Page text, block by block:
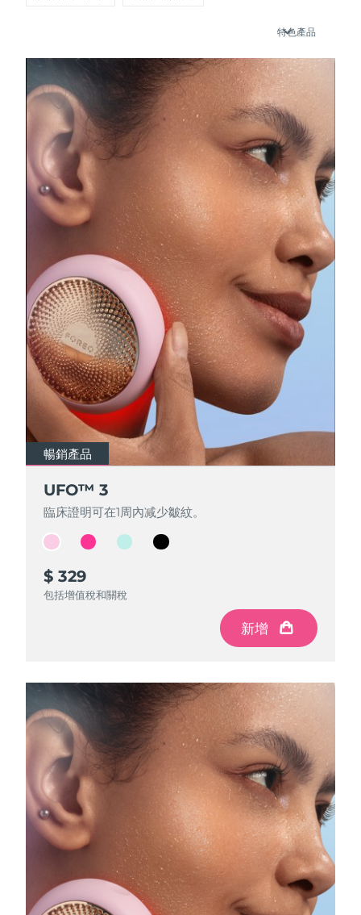
特色產品
暢銷產品
UFO™ 3
臨床證明可在1周內减少皺紋。
$ 329
包括增值稅和關稅
新增
暢銷產品
UFO™ 3
臨床證明可在1周內减少皺紋。
$ 319
包括增值稅和關稅
新增
暢銷產品
UFO™ 3
臨床證明可在1周內减少皺紋。
$ 309
包括增值稅和關稅
新增
暢銷產品
UFO™ 3
臨床證明可在1周內减少皺紋。
$ 299
包括增值稅和關稅
新增
瑞典美膚護理
面部清潔
LUNA™ 4 套裝
Anti-aging massage
LUNA™ 4 Plus
Massage, LED heating
LUNA™ 4 Men
For men, anti-aging massage
LUNA™ 4 mini
LUNA™ 4 go
For travel or gym bag
Premium cleansers & balm
LUNA™ 設備
All facial cleansing devices
緊致提拉
BEAR™ 2 套裝
Microcurrent toning
BEAR™ 2 go
Microcurrent toning on-the-go
BEAR™ 2 eyes & lips
Microcurrent line smoothing device
面部提拉護理
BEAR™ 設備
All premium facelift devices
補水保濕
UFO™ 3 套裝
Deep facial hydration
UFO™ 3 LED
Near-infrared and red light therapy
device
UFO™ 3 mini
Red light therapy device for young skin
UFO™ 3 go
UFO™ 設備
All deep facial hydration devices
口腔護理
issa™ 4
Hybrid silicone sonic toothbrush
issa™ 4 plus
Smart hybrid silicone sonic toothbrush
issa™ 4 smile
Hybrid silicone sonic toothbrush
issa™ 4 baby
issa™ Teeth Whitening Set
Dual LED + sonic device & 18% PAP gel
ISSA™ 設備
All silicone sonic toothbrushes
FAQ™ 抗老護理
抗老
FAQ™ 101
Clinical anti-aging
FAQ™ 102
Advanced clinical anti-aging
Luxurious clinical anti-aging set
FAQ™ P1 Primer
Manuka honey primer
FAQ™護膚品
All FAQ™ skincare
FAQ™產品
All anti-aging treatments
LED 護理
NEW
FAQ™ 201
LED mask
FAQ™ 202
LED mask
Anti-aging neck & décolleté LED mask
FAQ™ 221
Anti-aging LED hand mask
FAQ™護膚品
All FAQ™ skincare
FAQ™產品
All LED treatments
生髮
FAQ™ 301
FAQ™ Scalp Serum
Scalp recovery probiotic serum
FAQ™護膚品
All FAQ™ skincare
FAQ™產品
All hair treatments
肌膚年輕化
NEW
FAQ™ 501
Full-Spectrum Red Light Therapy
FAQ™ Red Light Serum
FAQ™ skincare
All FAQ™ skincare
FAQ™ products
All toning treatments
脫毛
PEACH™ 2 Pro Max
Professional IPL hair removal device
PEACH™ 2
IPL hair removal
BEAR™ 2 body
Microcurrent body toning
LUNA™ 4 body
Massaging body brush
痘肌護理
ESPADA™ 2 plus
Recurring acne LED therapy
眼部護理
BEAR™ 2 eyes & lips
Microcurrent line smoothing device
澳洲 預計送達日期 11/08/2026
奧地利 預計送達日期08/08/2026
巴林 預計送達日期09/08/2026
比利時 預計送達日期08/08/2026
百慕達 14/08/2026
波士尼亞與赫塞哥維納 預計送達日期11/08/2026
汶萊 預計送達日期13/08/2026
保加利亞 預計送達日期08/08/2026
加拿大 預計送達日期 12/08/2026
智利 預計送達日期
中國 預計送達日期
哥倫比亞
捷克
預計送達日期 08/08/2026
芬蘭 預計送達日期 08/08/2026
預計送達日期08/08/2026
法屬玻里尼西亞 預計送達日期12/08/2026
德國 預計送達日期 08/08/2026
預計送達日期 12/08/2026
希臘 預計送達日期 08/08/2026